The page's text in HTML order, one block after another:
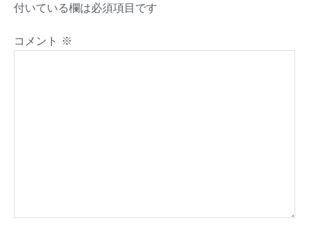
付いている欄は必須項目です
コメント ※